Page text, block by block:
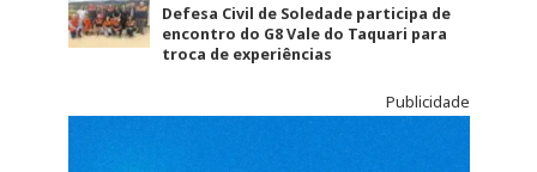
Defesa Civil de Soledade participa de
encontro do G8 Vale do Taquari para
troca de experiências
Publicidade